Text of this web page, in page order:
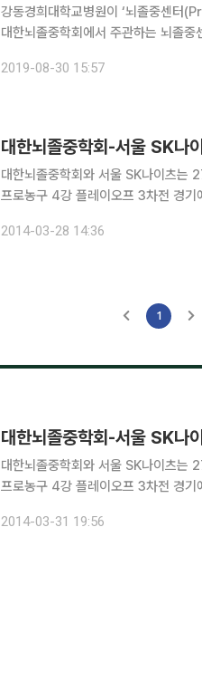
강동경희대학교병원이 ‘뇌졸중센
대한뇌졸중학회에서 주관하는 뇌졸
여하는 제도다. 이번 인증은 △
2019-08-30 15:57
대한뇌졸중학회-서울 SK나
대한뇌졸중학회와 서울 SK나이츠는
프로농구 4강 플레이오프 3차전 경
포함하는 뇌졸중의 3대 증상에 대한
2014-03-28 14:36
1
대한뇌졸중학회-서울 SK나
대한뇌졸중학회와 서울 SK나이츠는
프로농구 4강 플레이오프 3차전 경
포함하는 뇌졸중의 3대 증상에 대한
2014-03-31 19:56